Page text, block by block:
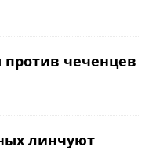
чеченцев
линчуют